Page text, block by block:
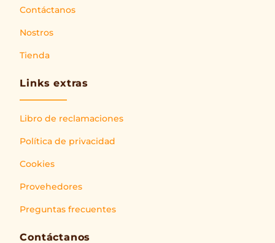
Contáctanos
Nostros
Tienda
Links extras
Libro de reclamaciones
Política de privacidad
Cookies
Provehedores
Preguntas frecuentes
Contáctanos